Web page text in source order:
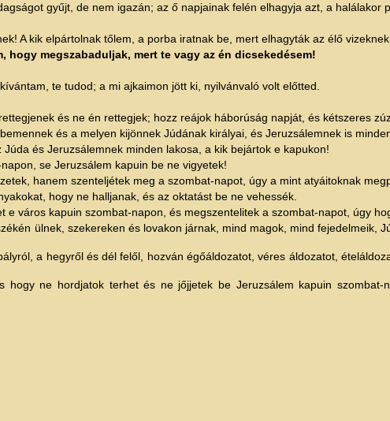
gyűjt, de nem igazán; az ő napjainak felén elhagyja azt, a halálakor
A kik elpártolnak tőlem, a porba iratnak be, mert elhagyták az élő
megszabaduljak, mert te vagy az én dicsekedésem!
te tudod; a mi ajkaimon jött ki, nyilvánvaló volt előtted.
és ne én rettegjek; hozz reájok háborúság napját, és kétszeres
és a melyen kijönnek Júdának királyai, és Jeruzsálemnek is
és Jeruzsálemnek minden lakosa, a kik bejártok e kapukon!
se Jeruzsálem kapuin be ne vigyetek!
hanem szenteljétek meg a szombat-napot, úgy a mint atyáitoknak
hogy ne halljanak, és az oktatást be ne vehessék.
város kapuin szombat-napon, és megszentelitek a szombat-napot, úgy
ülnek, szekereken és lovakon járnak, mind magok, mind fejedelmeik,
a hegyről és dél felől, hozván égőáldozatot, véres áldozatot,
ne hordjatok terhet és ne jőjjetek be Jeruzsálem kapuin